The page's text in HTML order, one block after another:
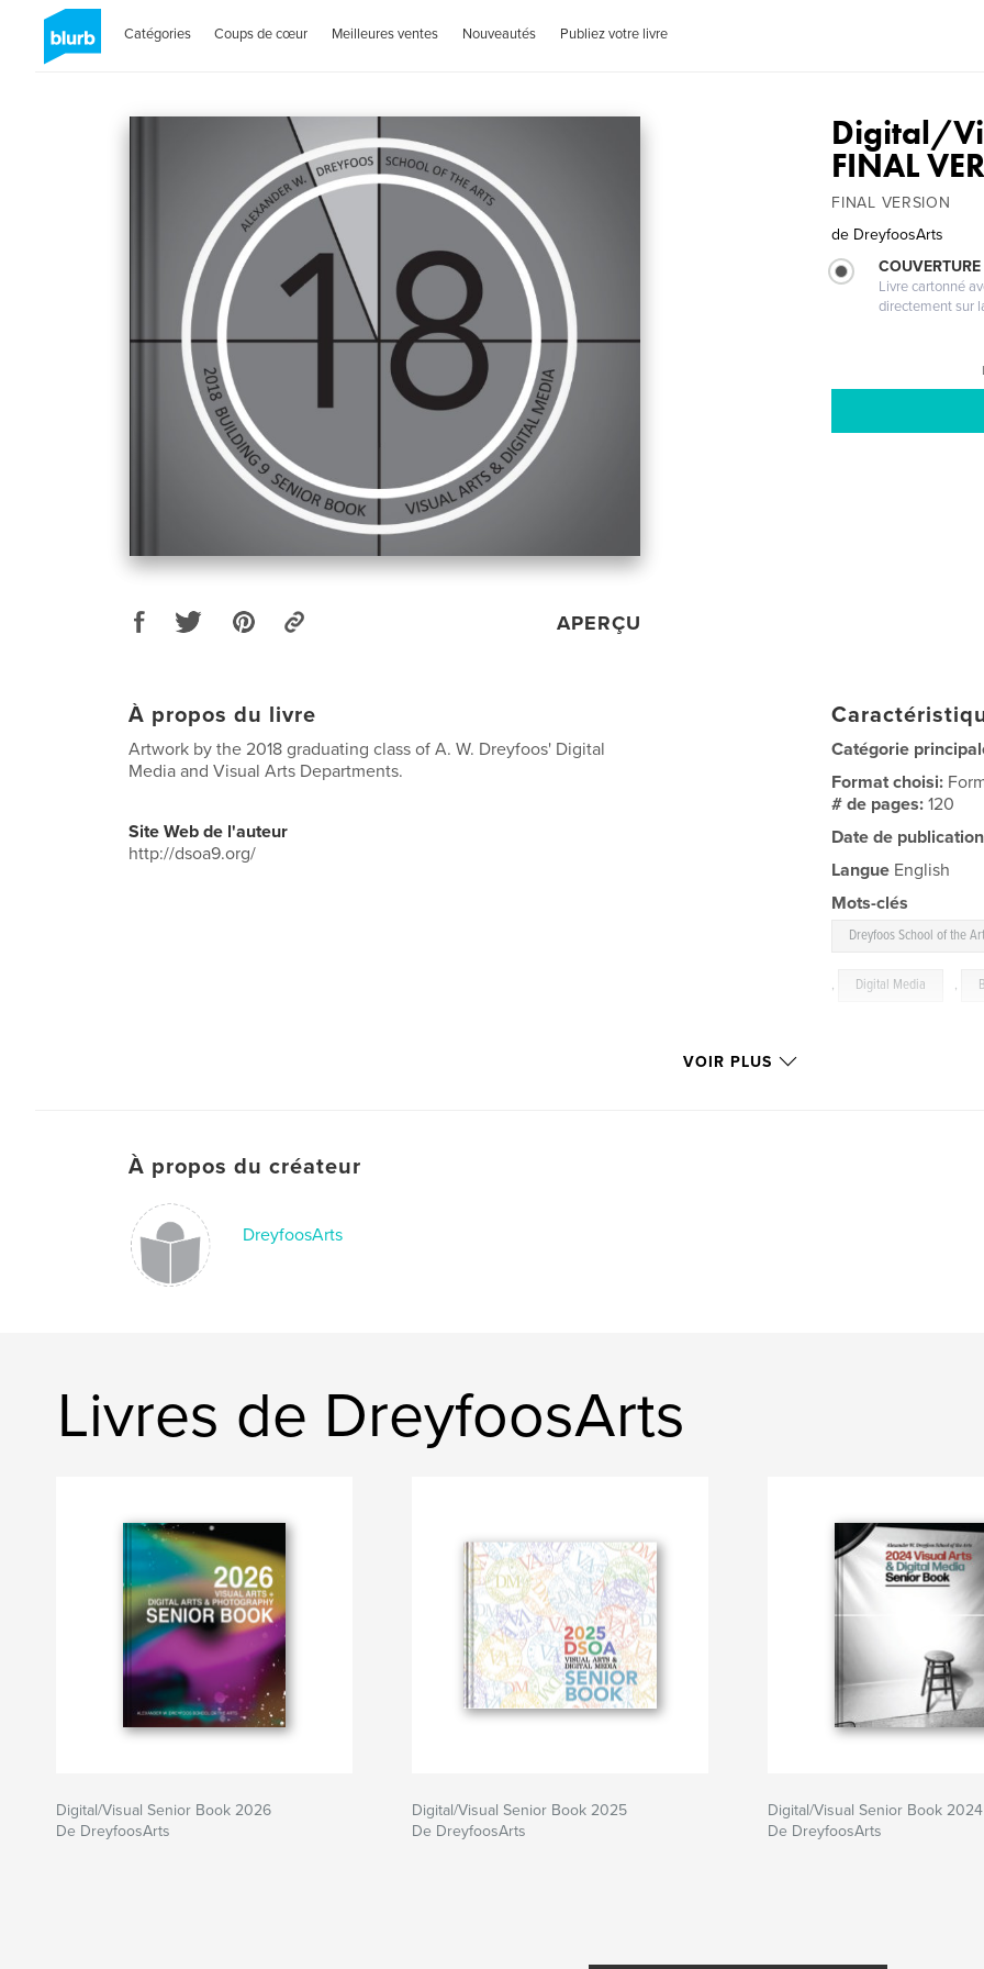
Catégories Coups de cœur Meilleures ventes Nouveautés Publiez votre livre
APERÇU
Digital/
FINAL
FINAL VERSION
de DreyfoosArts
Livre cartonné
directement sur
À propos du livre
Artwork by the 2018 graduating class of A. W. Dreyfoos' Digital
Media and Visual Arts Departments.
Site Web de l'auteur
http://dsoa9.org/
Catégorie
Format choisi:
# de pages:120
Date de
Langue English
Mots-clés
Dreyfoos School of the
, Digital Media ,
VOIR PLUS
À propos du créateur
DreyfoosArts
Livres de DreyfoosArts
Digital/Visual Senior Book 2026
De DreyfoosArts
Digital/Visual Senior Book 2025
De DreyfoosArts
Digital/Visual Senior Book 2024
De DreyfoosArts